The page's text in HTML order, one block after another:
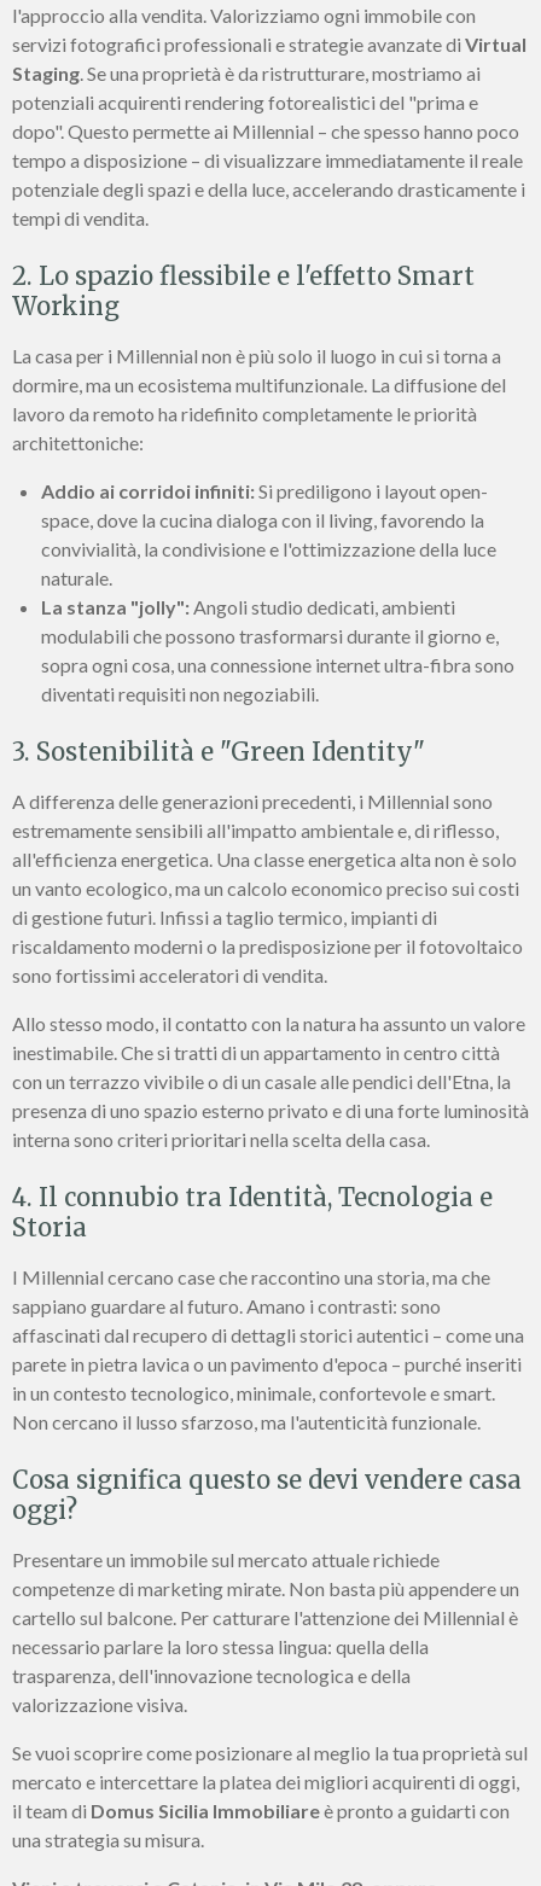
l'approccio alla vendita. Valorizziamo ogni immobile con
servizi fotografici professionali e strategie avanzate di Virtual
Staging. Se una proprietà è da ristrutturare, mostriamo ai
potenziali acquirenti rendering fotorealistici del "prima e
dopo". Questo permette ai Millennial – che spesso hanno poco
tempo a disposizione – di visualizzare immediatamente il reale
potenziale degli spazi e della luce, accelerando drasticamente i
tempi di vendita.
2. Lo spazio flessibile e l'effetto Smart
Working
La casa per i Millennial non è più solo il luogo in cui si torna a
dormire, ma un ecosistema multifunzionale. La diffusione del
lavoro da remoto ha ridefinito completamente le priorità
architettoniche:
Addio ai corridoi infiniti:Si prediligono i layout open-
space, dove la cucina dialoga con il living, favorendo la
convivialità, la condivisione e l'ottimizzazione della luce
naturale.
La stanza "jolly":Angoli studio dedicati, ambienti
modulabili che possono trasformarsi durante il giorno e,
sopra ogni cosa, una connessione internet ultra-fibra sono
diventati requisiti non negoziabili.
3. Sostenibilità e "Green Identity"
A differenza delle generazioni precedenti, i Millennial sono
estremamente sensibili all'impatto ambientale e, di riflesso,
all'efficienza energetica. Una classe energetica alta non è solo
un vanto ecologico, ma un calcolo economico preciso sui costi
di gestione futuri. Infissi a taglio termico, impianti di
riscaldamento moderni o la predisposizione per il fotovoltaico
sono fortissimi acceleratori di vendita.
Allo stesso modo, il contatto con la natura ha assunto un valore
inestimabile. Che si tratti di un appartamento in centro città
con un terrazzo vivibile o di un casale alle pendici dell'Etna, la
presenza di uno spazio esterno privato e di una forte luminosità
interna sono criteri prioritari nella scelta della casa.
4. Il connubio tra Identità, Tecnologia e
Storia
I Millennial cercano case che raccontino una storia, ma che
sappiano guardare al futuro. Amano i contrasti: sono
affascinati dal recupero di dettagli storici autentici – come una
parete in pietra lavica o un pavimento d'epoca – purché inseriti
in un contesto tecnologico, minimale, confortevole e smart.
Non cercano il lusso sfarzoso, ma l'autenticità funzionale.
Cosa significa questo se devi vendere casa
oggi?
Presentare un immobile sul mercato attuale richiede
competenze di marketing mirate. Non basta più appendere un
cartello sul balcone. Per catturare l'attenzione dei Millennial è
necessario parlare la loro stessa lingua: quella della
trasparenza, dell'innovazione tecnologica e della
valorizzazione visiva.
Se vuoi scoprire come posizionare al meglio la tua proprietà sul
mercato e intercettare la platea dei migliori acquirenti di oggi,
il team di Domus Sicilia Immobiliareè pronto a guidarti con
una strategia su misura.